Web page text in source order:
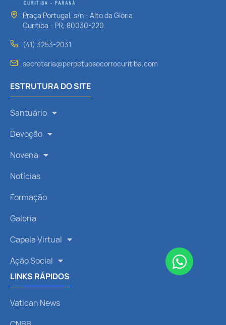
Praça Portugal, s/n - Alto da Glória
Curitiba - PR, 80030-220
(41) 3253-2031
secretaria@perpetuosocorrocuritiba.com
ESTRUTURA DO SITE
Santuário
Devoção
Novena
Notícias
Formação
Galeria
Capela Virtual
Ação Social
LINKS RÁPIDOS
Vatican News